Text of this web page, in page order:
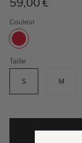
59,00 €
Couleur
rouge
Taille
S M